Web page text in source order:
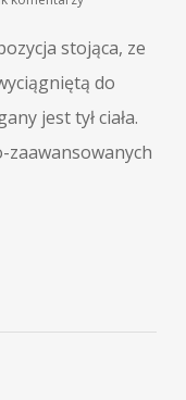
stojąca, ze
do
jest tył ciała.
zaawansowanych